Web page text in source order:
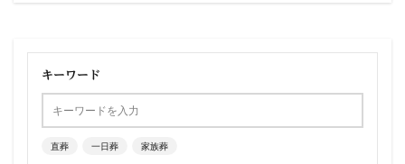
キーワード
直葬 一日葬 家族葬